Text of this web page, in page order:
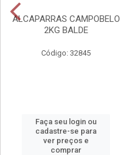
ALCAPARRAS CAMPOBELO
2KG BALDE
Código: 32845
Faça seu login ou
cadastre-se para
ver preços e
comprar